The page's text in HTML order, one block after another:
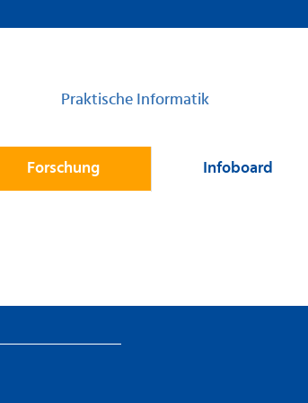
Praktische Informatik
Forschung Infoboard